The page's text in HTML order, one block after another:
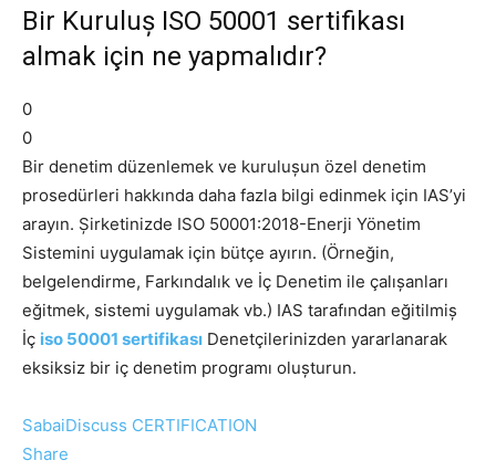
Bir Kuruluş ISO 50001 sertifikası
almak için ne yapmalıdır?
0
0
Bir denetim düzenlemek ve kuruluşun özel denetim
prosedürleri hakkında daha fazla bilgi edinmek için IAS’yi
arayın. Şirketinizde ISO 50001:2018-Enerji Yönetim
Sistemini uygulamak için bütçe ayırın. (Örneğin,
belgelendirme, Farkındalık ve İç Denetim ile çalışanları
eğitmek, sistemi uygulamak vb.) IAS tarafından eğitilmiş
İç iso 50001 sertifikası Denetçilerinizden yararlanarak
eksiksiz bir iç denetim programı oluşturun.
SabaiDiscuss CERTIFICATION
Share